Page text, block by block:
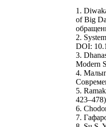
1.
of Big
2.
DOI:
3.
Modern
4.
5.
6.
7.